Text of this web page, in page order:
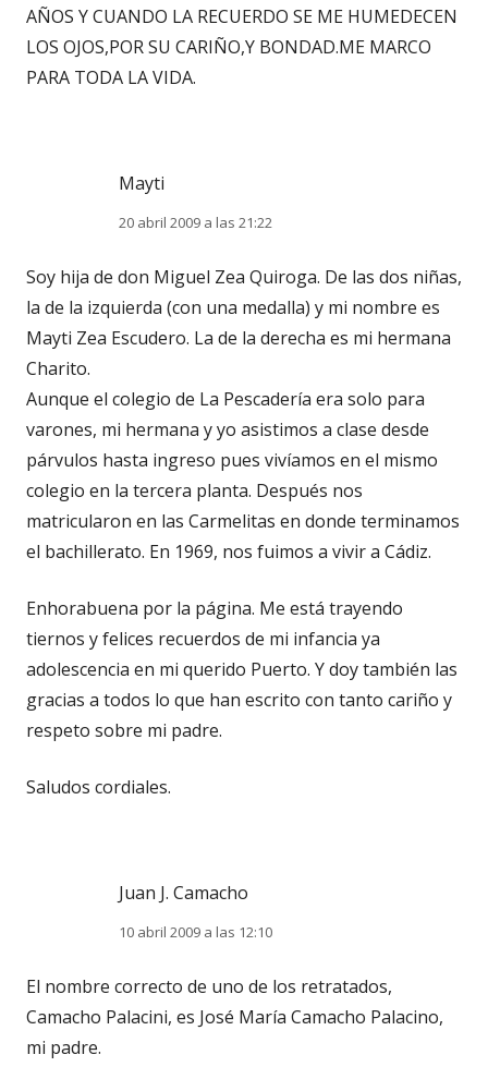
AÑOS Y CUANDO LA RECUERDO SE ME HUMEDECEN
LOS OJOS,POR SU CARIÑO,Y BONDAD.ME MARCO
PARA TODA LA VIDA.
Mayti
20 abril 2009 a las 21:22
Soy hija de don Miguel Zea Quiroga. De las dos niñas,
la de la izquierda (con una medalla) y mi nombre es
Mayti Zea Escudero. La de la derecha es mi hermana
Charito.
Aunque el colegio de La Pescadería era solo para
varones, mi hermana y yo asistimos a clase desde
párvulos hasta ingreso pues vivíamos en el mismo
colegio en la tercera planta. Después nos
matricularon en las Carmelitas en donde terminamos
el bachillerato. En 1969, nos fuimos a vivir a Cádiz.
Enhorabuena por la página. Me está trayendo
tiernos y felices recuerdos de mi infancia ya
adolescencia en mi querido Puerto. Y doy también las
gracias a todos lo que han escrito con tanto cariño y
respeto sobre mi padre.
Saludos cordiales.
Juan J. Camacho
10 abril 2009 a las 12:10
El nombre correcto de uno de los retratados,
Camacho Palacini, es José María Camacho Palacino,
mi padre.